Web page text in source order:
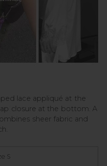
lace appliqué at the
closure at the bottom. A
sheer fabric and
S